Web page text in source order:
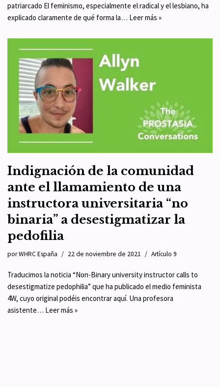
patriarcado El feminismo, especialmente el radical y el lesbiano, ha
explicado claramente de qué forma la… Leer más »
Indignación de la comunidad
ante el llamamiento de una
instructora universitaria “no
binaria” a desestigmatizar la
pedofilia
porWHRC España 22 de noviembre de 2021 Artículo 9
Traducimos la noticia “Non-Binary university instructor calls to
desestigmatize pedophilia” que ha publicado el medio feminista
4W, cuyo original podéis encontrar aquí. Una profesora
asistente… Leer más »